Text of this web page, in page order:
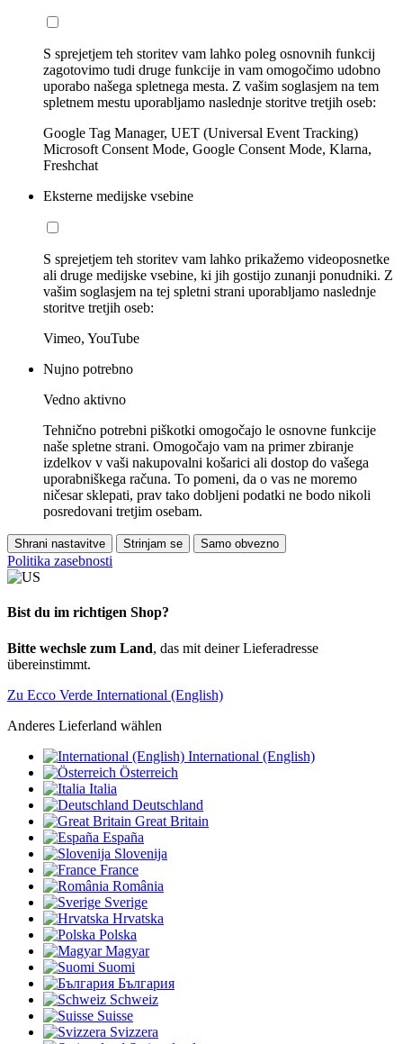
S sprejetjem teh storitev vam lahko poleg osnovnih funkcij
zagotovimo tudi druge funkcije in vam omogočimo udobno
uporabo našega spletnega mesta. Z vašim soglasjem na tem
spletnem mestu uporabljamo naslednje storitve tretjih oseb:
Google Tag Manager, UET (Universal Event Tracking)
Microsoft Consent Mode, Google Consent Mode, Klarna,
Freshchat
Eksterne medijske vsebine
S sprejetjem teh storitev vam lahko prikažemo videoposnetke
ali druge medijske vsebine, ki jih gostijo zunanji ponudniki. Z
vašim soglasjem na tej spletni strani uporabljamo naslednje
storitve tretjih oseb:
Vimeo, YouTube
Nujno potrebno
Vedno aktivno
Tehnično potrebni piškotki omogočajo le osnovne funkcije
naše spletne strani. Omogočajo vam na primer zbiranje
izdelkov v vaši nakupovalni košarici ali dostop do vašega
uporabniškega računa. To pomeni, da o vas ne moremo
ničesar sklepati, prav tako dobljeni podatki ne bodo nikoli
posredovani tretjim osebam.
Shrani nastavitve Strinjam se Samo obvezno
Politika zasebnosti
Bist du im richtigen Shop?
Bitte wechsle zum Land, das mit deiner Lieferadresse
übereinstimmt.
Zu Ecco Verde International (English)
Anderes Lieferland wählen
International (English)
Österreich
Italia
Deutschland
Great Britain
España
Slovenija
France
România
Sverige
Hrvatska
Polska
Magyar
Suomi
България
Schweiz
Suisse
Svizzera